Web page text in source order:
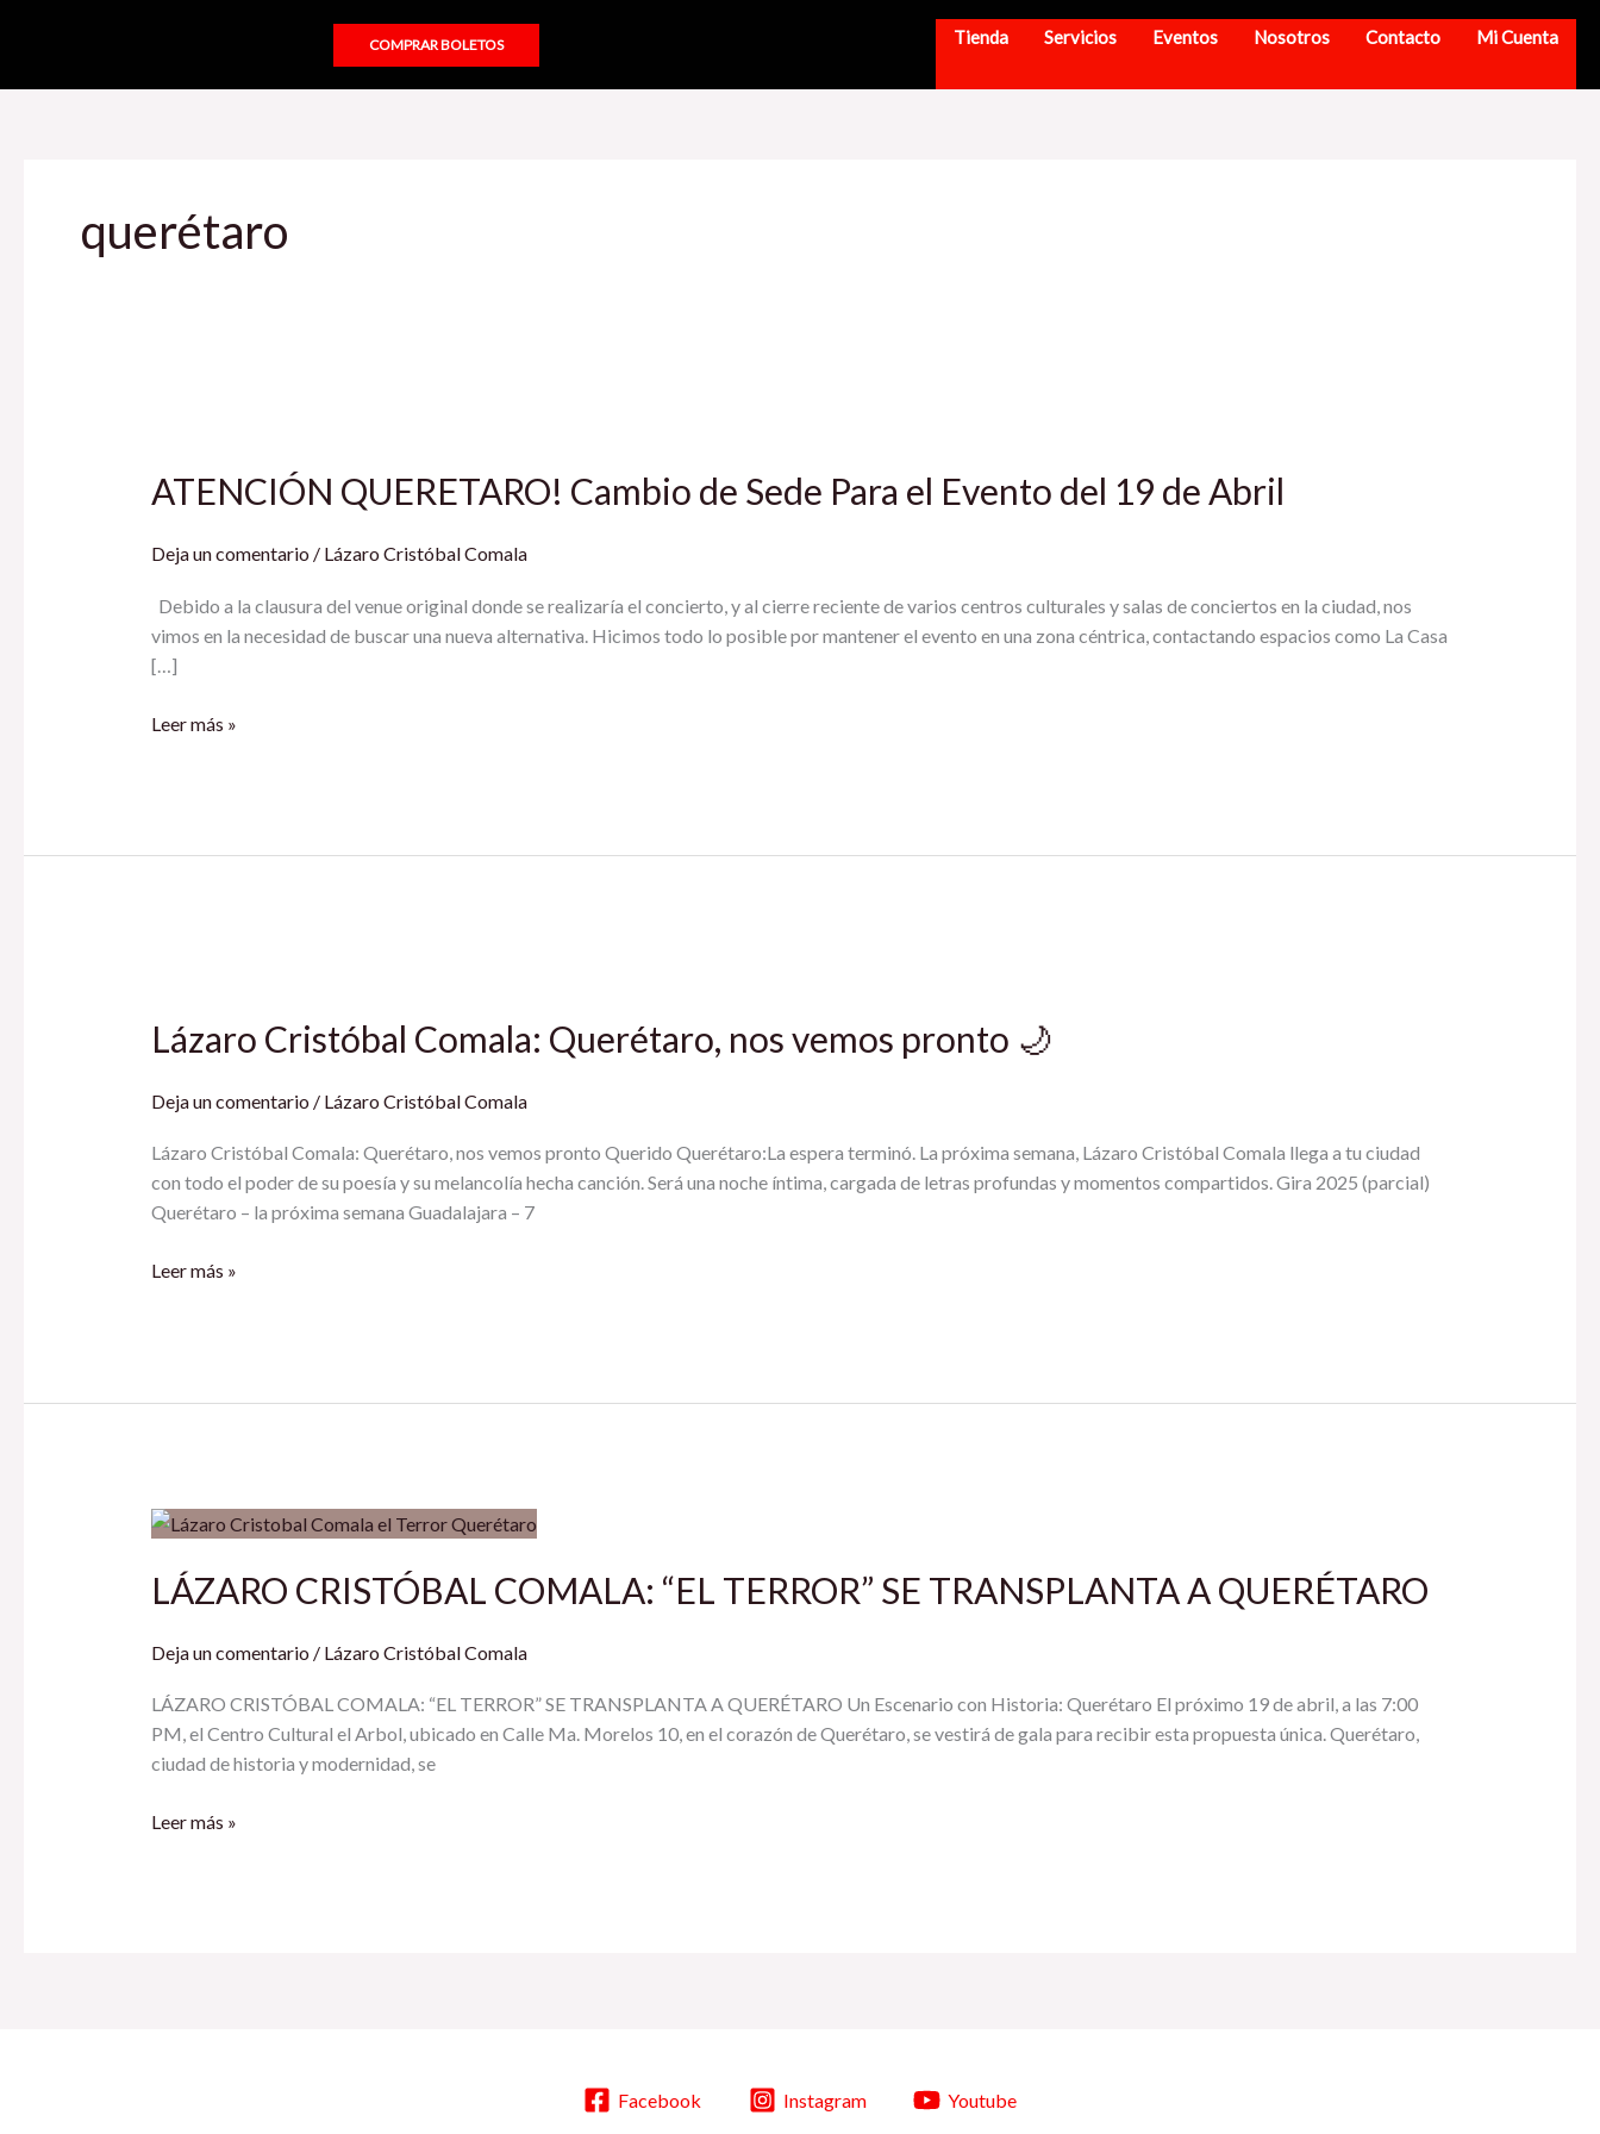
COMPRAR BOLETOS Tienda Servicios Eventos Nosotros Contacto Mi Cuenta
querétaro
ATENCIÓN QUERETARO! Cambio de Sede Para el Evento del 19 de Abril
Deja un comentario / Lázaro Cristóbal Comala
Debido a la clausura del venue original donde se realizaría el concierto, y al cierre reciente de varios centros culturales y salas de conciertos en la ciudad, nos
vimos en la necesidad de buscar una nueva alternativa. Hicimos todo lo posible por mantener el evento en una zona céntrica, contactando espacios como La Casa
[…]
Cambio
Sede
el
Evento
del
de
Leer más »
Lázaro Cristóbal Comala: Querétaro, nos vemos pronto 🌙
Deja un comentario / Lázaro Cristóbal Comala
Lázaro Cristóbal Comala: Querétaro, nos vemos pronto Querido Querétaro:La espera terminó. La próxima semana, Lázaro Cristóbal Comala llega a tu ciudad
con todo el poder de su poesía y su melancolía hecha canción. Será una noche íntima, cargada de letras profundas y momentos compartidos. Gira 2025 (parcial)
Querétaro – la próxima semana Guadalajara – 7
Comala:
nos
pronto
🌙
Leer más »
LÁZARO CRISTÓBAL COMALA: “EL TERROR” SE TRANSPLANTA A QUERÉTARO
Deja un comentario / Lázaro Cristóbal Comala
LÁZARO CRISTÓBAL COMALA: “EL TERROR” SE TRANSPLANTA A QUERÉTARO Un Escenario con Historia: Querétaro El próximo 19 de abril, a las 7:00
PM, el Centro Cultural el Arbol, ubicado en Calle Ma. Morelos 10, en el corazón de Querétaro, se vestirá de gala para recibir esta propuesta única. Querétaro,
ciudad de historia y modernidad, se
LÁZARO
COMALA:
“EL
TRANSPLANTA
A
QUERÉTARO
Leer más »
Facebook Instagram Youtube